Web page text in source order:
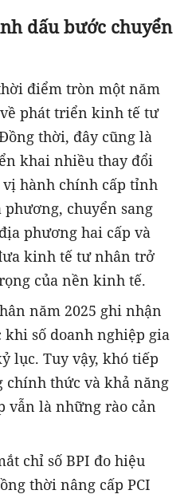
dấu bước chuyển
điểm tròn một năm
phát triển kinh tế tư
thời, đây cũng là
khai nhiều thay đổi
hành chính cấp tỉnh
chuyển sang
phương hai cấp và
kinh tế tư nhân trở
của nền kinh tế.
năm 2025 ghi nhận
số doanh nghiệp gia
lục. Tuy vậy, khó tiếp
chính thức và khả năng
vẫn là những rào cản
chỉ số BPI đo hiệu
thời nâng cấp PCI